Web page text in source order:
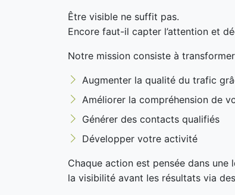
Être visible ne suffit pas.
Encore faut-il capter l’attention et
Notre mission consiste à
Augmenter la qualité du trafic
Améliorer la compréhension de
Générer des contacts qualifiés
Développer votre activité
Chaque action est pensée dans
la visibilité avant les résultats via